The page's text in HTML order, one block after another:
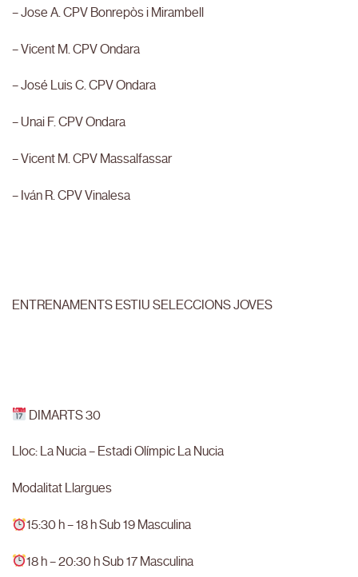
– Jose A. CPV Bonrepòs i Mirambell
– Vicent M. CPV Ondara
– José Luis C. CPV Ondara
– Unai F. CPV Ondara
– Vicent M. CPV Massalfassar
– Iván R. CPV Vinalesa
ENTRENAMENTS ESTIU SELECCIONS JOVES
DIMARTS 30
Lloc: La Nucia – Estadi Olímpic La Nucia
Modalitat Llargues
15:30 h – 18 h Sub 19 Masculina
18 h – 20:30 h Sub 17 Masculina